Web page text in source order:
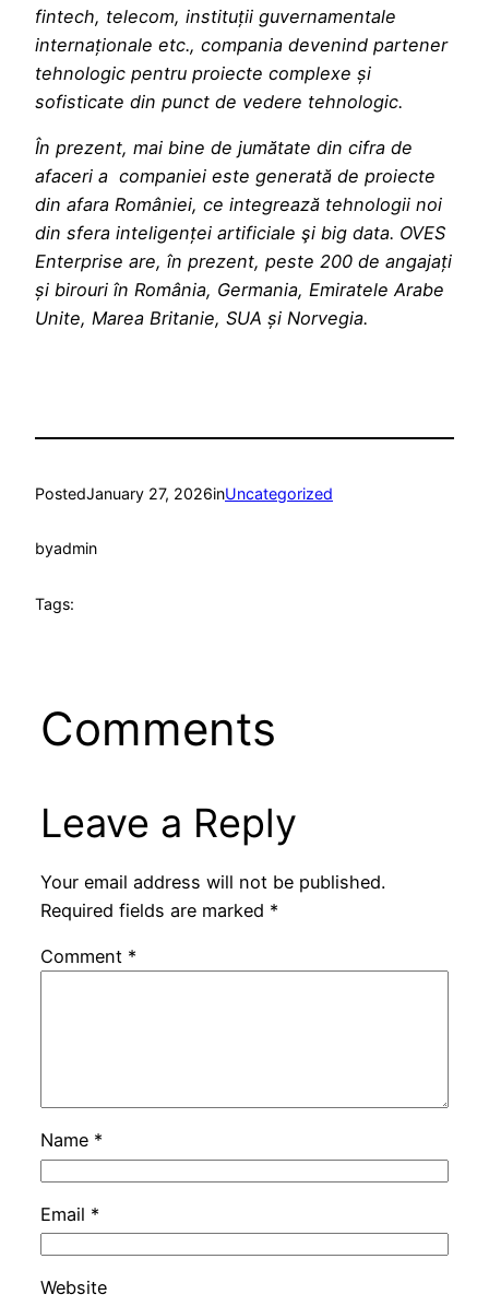
fintech, telecom, instituții guvernamentale
internaționale etc., compania devenind partener
tehnologic pentru proiecte complexe și
sofisticate din punct de vedere tehnologic.
În prezent, mai bine de jumătate din cifra de
afaceri a companiei este generată de proiecte
din afara României, ce integrează tehnologii noi
din sfera inteligenței artificiale şi big data. OVES
Enterprise are, în prezent, peste 200 de angajați
și birouri în România, Germania, Emiratele Arabe
Unite, Marea Britanie, SUA și Norvegia.
PostedJanuary 27, 2026inUncategorized
byadmin
Tags:
Comments
Leave a Reply
Your email address will not be published.
Required fields are marked *
Comment *
Name *
Email *
Website